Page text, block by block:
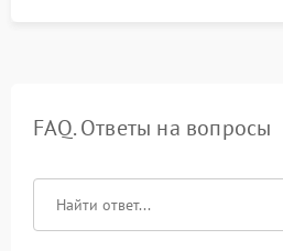
FAQ. Ответы на вопросы